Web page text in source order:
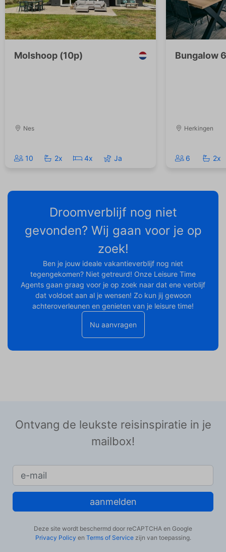
Molshoop (10p)
Nes
10 2x 4x Ja
Bungalow
Herkingen
6 2x
Droomverblijf nog niet
gevonden? Wij gaan voor je op
zoek!
Ben je jouw ideale vakantieverblijf nog niet
tegengekomen? Niet getreurd! Onze Leisure Time
Agents gaan graag voor je op zoek naar dat ene verblijf
dat voldoet aan al je wensen! Zo kun jij gewoon
achteroverleunen en genieten van je leisure time!
Nu aanvragen
Ontvang de leukste reisinspiratie in je
mailbox!
aanmelden
Deze site wordt beschermd door reCAPTCHA en Google
Privacy Policy en Terms of Servicezijn van toepassing.